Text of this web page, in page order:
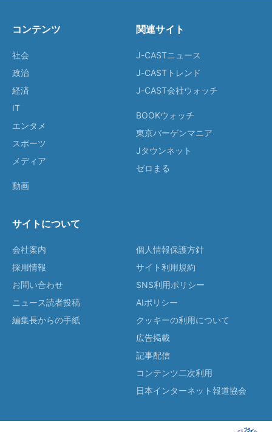
コンテンツ
社会
政治
経済
IT
エンタメ
スポーツ
メディア
動画
関連サイト
J-CASTニュース
J-CASTトレンド
J-CAST会社ウォッチ
BOOKウォッチ
東京バーゲンマニア
Jタウンネット
ゼロまる
サイトについて
会社案内
採用情報
お問い合わせ
ニュース読者投稿
編集長からの手紙
個人情報保護方針
サイト利用規約
SNS利用ポリシー
AIポリシー
クッキーの利用について
広告掲載
記事配信
コンテンツ二次利用
日本インターネット報道協会